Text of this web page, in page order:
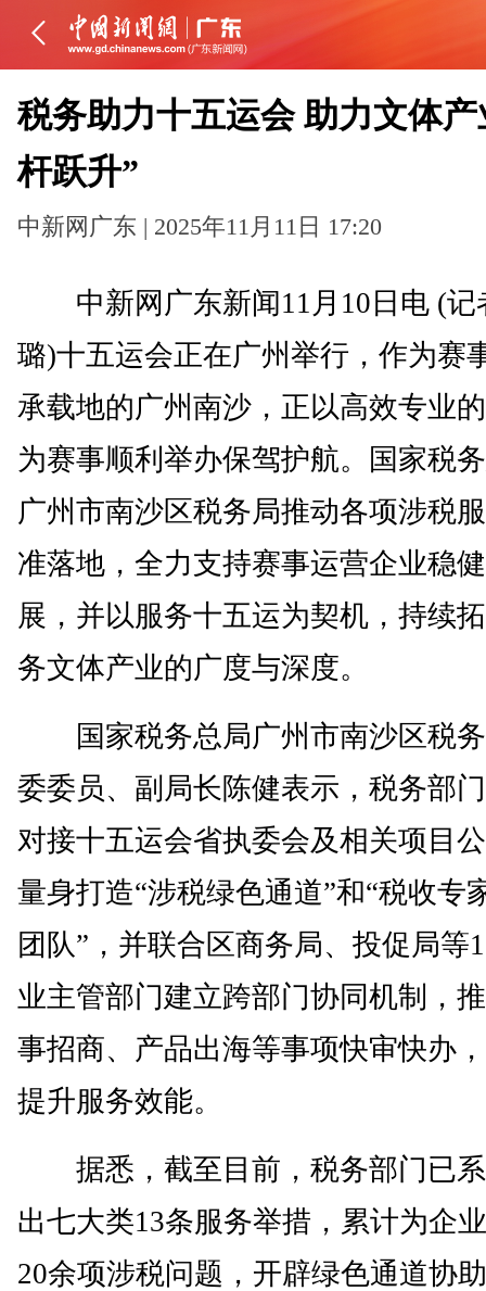
税务助力十五运会 助力文体产
杆跃升”
中新网广东 | 2025年11月11日 17:20
中新网广东新闻11月10日电 (记
璐)十五运会正在广州举行，作为赛
承载地的广州南沙，正以高效专业
为赛事顺利举办保驾护航。国家税
广州市南沙区税务局推动各项涉税
准落地，全力支持赛事运营企业稳
展，并以服务十五运为契机，持续
务文体产业的广度与深度。
国家税务总局广州市南沙区税
委委员、副局长陈健表示，税务部
对接十五运会省执委会及相关项目
量身打造“涉税绿色通道”和“税收专
团队”，并联合区商务局、投促局等
业主管部门建立跨部门协同机制，
事招商、产品出海等事项快审快办
提升服务效能。
据悉，截至目前，税务部门已
出七大类13条服务举措，累计为企
20余项涉税问题，开辟绿色通道协